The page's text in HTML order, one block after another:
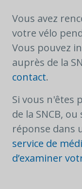
Vous avez
votre vélo
Vous pouvez
auprès de la
contact.
Si vous n'êtes
de la SNCB,
réponse dans
service de
d’examiner